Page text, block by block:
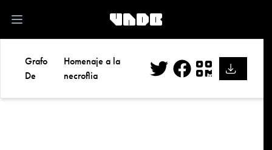
Open main menu
Grafo
De
Homenaje a la
necroflia
Facebook
QR